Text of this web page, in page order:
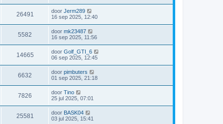
26491 door Jerm289
16 sep 2025, 12:40
5582 door mk23487
16 sep 2025, 11:56
14665 door Golf_GTI_6
06 sep 2025, 12:45
6632 door pimbuters
01 sep 2025, 21:18
7826 door Tino
25 jul 2025, 07:01
25581 door BASK04
03 jul 2025, 15:41